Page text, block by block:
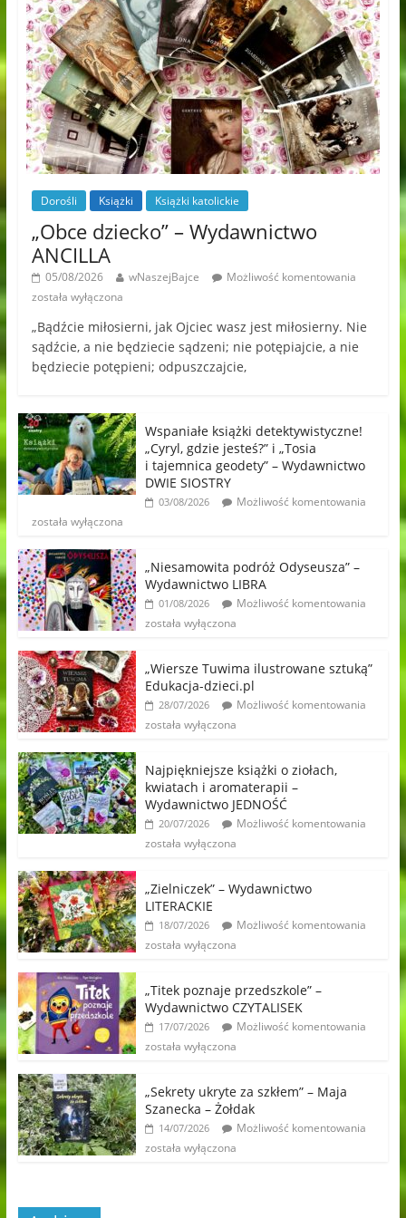
Dorośli Książki Książki katolickie
„Obce dziecko” – Wydawnictwo
ANCILLA
05/08/2026 wNaszejBajce
Możliwość komentowania
została wyłączona
„Bądźcie miłosierni, jak Ojciec wasz jest miłosierny. Nie
sądźcie, a nie będziecie sądzeni; nie potępiajcie, a nie
będziecie potępieni; odpuszczajcie,
Wspaniałe książki detektywistyczne!
„Cyryl, gdzie jesteś?” i „Tosia
i tajemnica geodety” – Wydawnictwo
DWIE SIOSTRY
03/08/2026
Możliwość komentowania
została wyłączona
„Niesamowita podróż Odyseusza” –
Wydawnictwo LIBRA
01/08/2026
Możliwość komentowania
została wyłączona
„Wiersze Tuwima ilustrowane sztuką”
Edukacja-dzieci.pl
28/07/2026
Możliwość komentowania
została wyłączona
Najpiękniejsze książki o ziołach,
kwiatach i aromaterapii –
Wydawnictwo JEDNOŚĆ
20/07/2026
Możliwość komentowania
została wyłączona
„Zielniczek” – Wydawnictwo
LITERACKIE
18/07/2026
Możliwość komentowania
została wyłączona
„Titek poznaje przedszkole” –
Wydawnictwo CZYTALISEK
17/07/2026
Możliwość komentowania
została wyłączona
„Sekrety ukryte za szkłem” – Maja
Szanecka – Żołdak
14/07/2026
Możliwość komentowania
została wyłączona